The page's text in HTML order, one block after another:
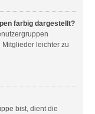
farbig dargestellt?
leichter zu
bist, dient die